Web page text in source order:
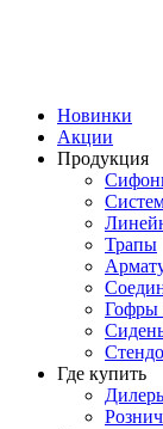
Новинки
Акции
Продукция
Трапы
Гофры
Где купить